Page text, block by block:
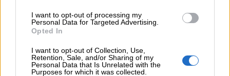
I want to opt-out of processing my
Personal Data for Targeted Advertising.
Opted In
I want to opt-out of Collection, Use,
Retention, Sale, and/or Sharing of my
Personal Data that Is Unrelated with the
Purposes for which it was collected.